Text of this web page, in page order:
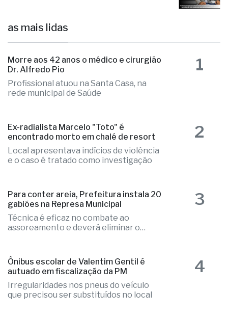
as mais lidas
Morre aos 42 anos o médico e cirurgião
Dr. Alfredo Pio
Profissional atuou na Santa Casa, na
rede municipal de Saúde
1
Ex-radialista Marcelo "Toto" é
encontrado morto em chalé de resort
Local apresentava indícios de violência
e o caso é tratado como investigação
2
Para conter areia, Prefeitura instala 20
gabiões na Represa Municipal
Técnica é eficaz no combate ao
assoreamento e deverá eliminar o
3
Ônibus escolar de Valentim Gentil é
autuado em fiscalização da PM
Irregularidades nos pneus do veículo
que precisou ser substituídos no local
4